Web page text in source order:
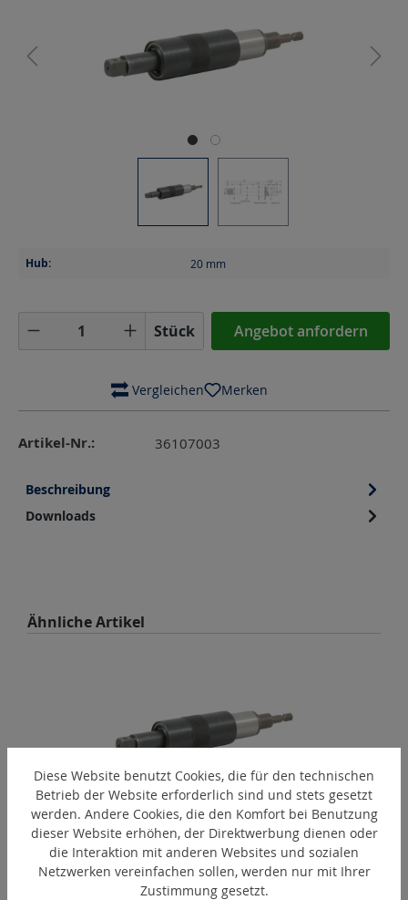
Hub: 20 mm
Produkt Anzahl: Gib den gewünschten
Stück Angebot anfordern
Vergleichen Merken
Artikel-Nr.: 36107003
Beschreibung
Downloads
Produktgalerie überspringen
Ähnliche Artikel
SR-07-01
Längenausgleich
Diese Website benutzt Cookies, die für den technischen
Betrieb der Website erforderlich sind und stets gesetzt
werden. Andere Cookies, die den Komfort bei Benutzung
dieser Website erhöhen, der Direktwerbung dienen oder
die Interaktion mit anderen Websites und sozialen
Netzwerken vereinfachen sollen, werden nur mit Ihrer
Zustimmung gesetzt.